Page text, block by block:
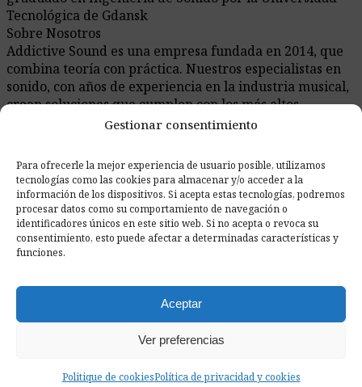
Gestionar consentimiento
Para ofrecerle la mejor experiencia de usuario posible, utilizamos
tecnologías como las cookies para almacenar y/o acceder a la
información de los dispositivos. Si acepta estas tecnologías, podremos
procesar datos como su comportamiento de navegación o
identificadores únicos en este sitio web. Si no acepta o revoca su
consentimiento, esto puede afectar a determinadas características y
funciones.
Aceptar
Ver preferencias
Politique de cookiesPolítica de privacidad y cookies
Tecnológica de Gdansk
Sobre Nosotros
Addictive Sound es una empresa fundada en 2014, que
combina teoría con práctica. Nuestros especialistas en
sonido, con años de experiencia en la industria musical,
crean soluciones que cumplen con los más altos
estándares. En nuestro blog, encontrarás conocimiento
respaldado por ejemplos prácticos.
Artículos Recientemente Añadidos